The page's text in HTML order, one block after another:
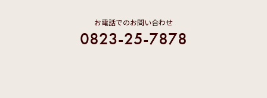
お電話でのお問い合わせ
0823-25-7878